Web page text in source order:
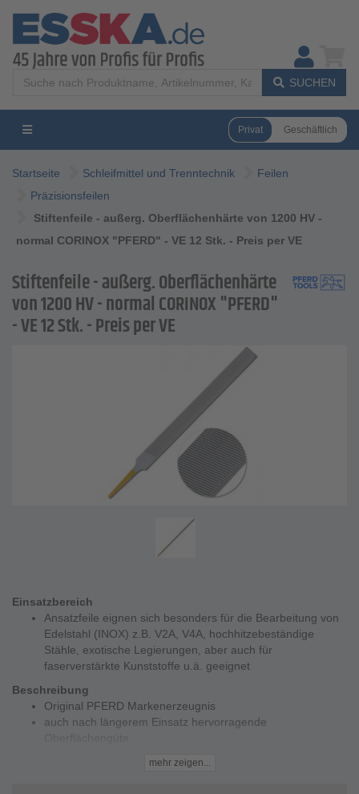
SUCHEN
Privat Geschäftlich
Startseite Schleifmittel und Trenntechnik
Feilen
Präzisionsfeilen
Stiftenfeile - außerg. Oberflächenhärte von 1200 HV -
normal CORINOX "PFERD" - VE 12 Stk. - Preis per VE
Stiftenfeile - außerg. Oberflächenhärte
von 1200 HV - normal CORINOX "PFERD"
- VE 12 Stk. - Preis per VE
Einsatzbereich
Ansatzfeile eignen sich besonders für die Bearbeitung von
Edelstahl (INOX) z.B. V2A, V4A, hochhitzebeständige
Stähle, exotische Legierungen, aber auch für
faserverstärkte Kunststoffe u.ä. geeignet
Beschreibung
Original PFERD Markenerzeugnis
auch nach längerem Einsatz hervorragende
mehr zeigen...